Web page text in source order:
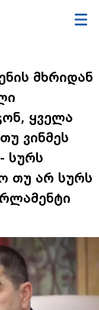
მხრიდან
ყველა
ვინმეს
სურს
თუ არ სურს